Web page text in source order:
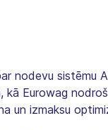
nodevu sistēmu
Eurowag
un izmaksu